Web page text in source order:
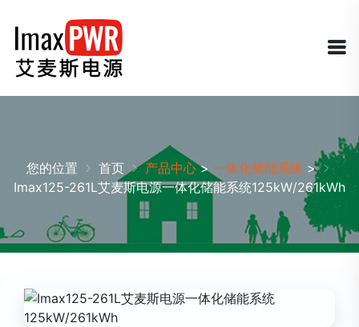
您的位置 首页 产品中心>一体化储能系统 >
Imax125-261L艾麦斯电源一体化储能系统125kW/261kWh